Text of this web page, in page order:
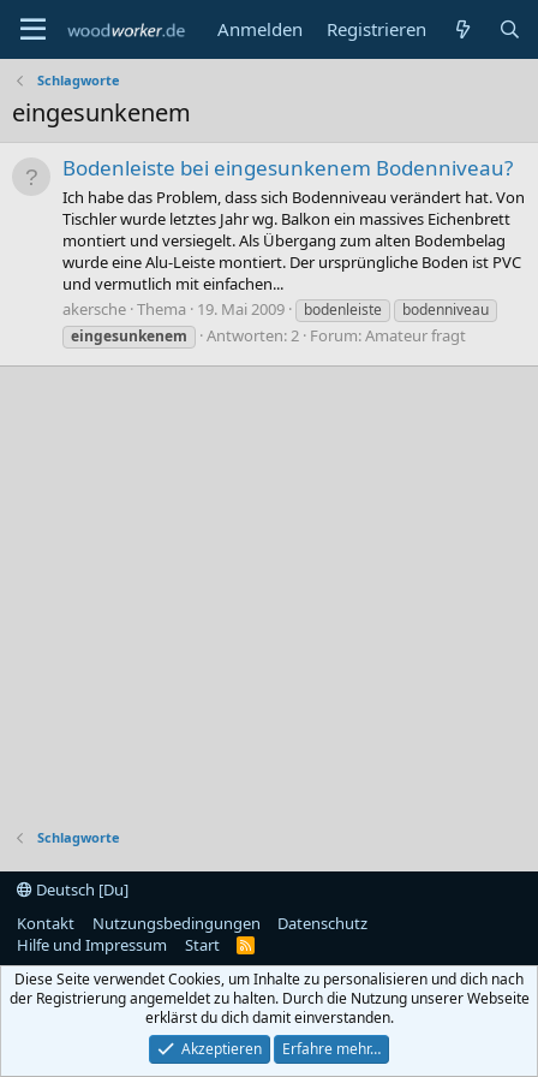
Anmelden Registrieren
Schlagworte
eingesunkenem
Bodenleiste bei eingesunkenem Bodenniveau?
Ich habe das Problem, dass sich Bodenniveau verändert hat. Von
Tischler wurde letztes Jahr wg. Balkon ein massives Eichenbrett
montiert und versiegelt. Als Übergang zum alten Bodembelag
wurde eine Alu-Leiste montiert. Der ursprüngliche Boden ist PVC
und vermutlich mit einfachen...
akersche Thema 19. Mai 2009 bodenleiste
bodenniveau
eingesunkenem
Antworten: 2 Forum:Amateur fragt
Schlagworte
Deutsch [Du]
Kontakt
Nutzungsbedingungen
Datenschutz
Hilfe und Impressum
Start
R
S
Diese Seite verwendet Cookies, um Inhalte zu personalisieren und dich nach
der Registrierung angemeldet zu halten. Durch die Nutzung unserer Webseite
erklärst du dich damit einverstanden.
Akzeptieren
Erfahre mehr…